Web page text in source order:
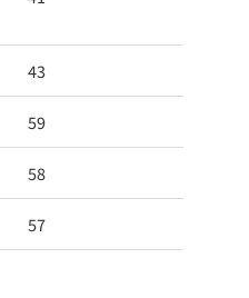
43
59
58
57